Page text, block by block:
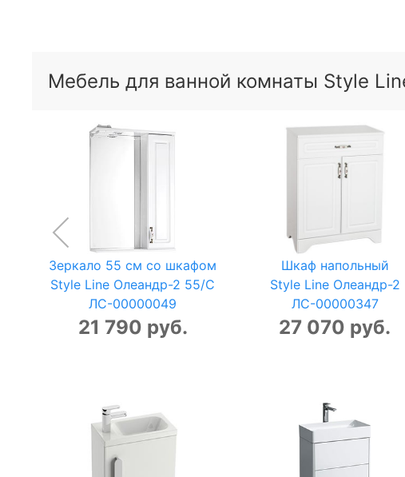
Мебель для ванной комнаты Style
Зеркало 55 см со шкафом
Style Line Олеандр-2 55/C
ЛС-00000049
21 790 руб.
Шкаф напольный
Style Line Олеандр-2
ЛС-00000347
27 070 руб.